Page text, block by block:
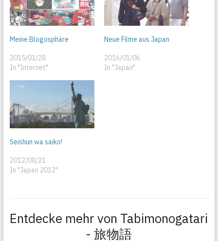
Meine Blogosphäre
2015/01/28
In "Internet"
Neue Filme aus Japan
2016/01/06
In "Japan"
Seishun wa saiko!
2012/08/21
In "Japan 2012"
Entdecke mehr von Tabimonogatari
- 旅物語